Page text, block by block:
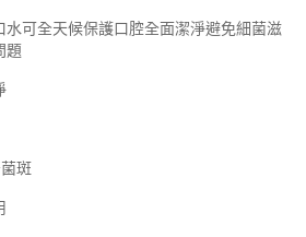
可全天候保護口腔全面潔淨避免細菌滋
題
斑